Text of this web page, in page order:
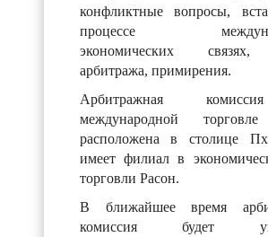
конфликтные вопросы,
процессе
экономических
арбитража, примирения.
Арбитражная
международной
расположена в столице
имеет филиал в
торговли Расон.
В ближайшее время
комиссия будет